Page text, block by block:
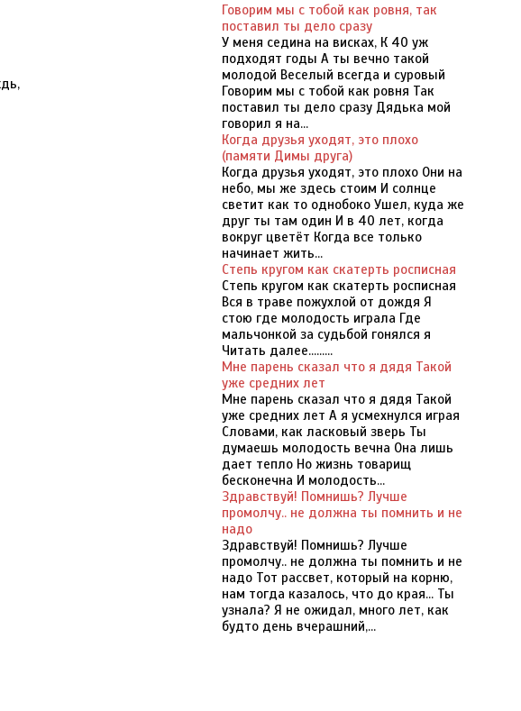
Говорим мы с тобой как ровня, так
поставил ты дело сразу
У меня седина на висках, К 40 уж
подходят годы А ты вечно такой
молодой Веселый всегда и суровый
Говорим мы с тобой как ровня Так
поставил ты дело сразу Дядька мой
говорил я на...
Когда друзья уходят, это плохо
(памяти Димы друга)
Когда друзья уходят, это плохо Они на
небо, мы же здесь стоим И солнце
светит как то однобоко Ушел, куда же
друг ты там один И в 40 лет, когда
вокруг цветёт Когда все только
начинает жить...
Степь кругом как скатерть росписная
Степь кругом как скатерть росписная
Вся в траве пожухлой от дождя Я
стою где молодость играла Где
мальчонкой за судьбой гонялся я
Читать далее.........
Мне парень сказал что я дядя Такой
уже средних лет
Мне парень сказал что я дядя Такой
уже средних лет А я усмехнулся играя
Словами, как ласковый зверь Ты
думаешь молодость вечна Она лишь
дает тепло Но жизнь товарищ
бесконечна И молодость...
Здравствуй! Помнишь? Лучше
промолчу.. не должна ты помнить и не
надо
Здравствуй! Помнишь? Лучше
промолчу.. не должна ты помнить и не
надо Тот рассвет, который на корню,
нам тогда казалось, что до края... Ты
узнала? Я не ожидал, много лет, как
будто день вчерашний,...